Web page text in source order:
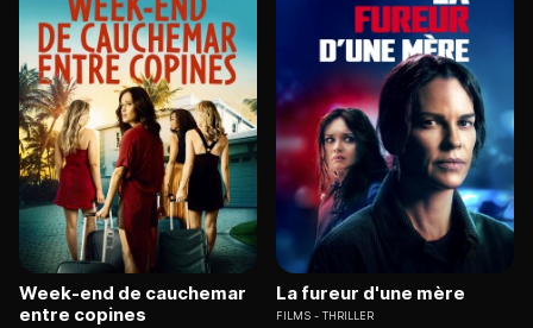
Week-end de cauchemar
entre copines
La fureur d'une mère
FILMS THRILLER